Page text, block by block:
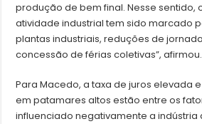
produção de bem final. Nesse sentido,
atividade industrial tem sido marcado
plantas industriais, reduções de
concessão de férias coletivas”, afirmou.
Para Macedo, a taxa de juros elevada
em patamares altos estão entre os
influenciado negativamente a indústria